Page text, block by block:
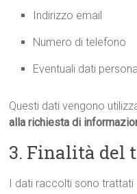
Indirizzo email
Numero di telefono
Eventuali dati
Questi dati vengono
alla richiesta di
3. Finalità del
I dati raccolti sono